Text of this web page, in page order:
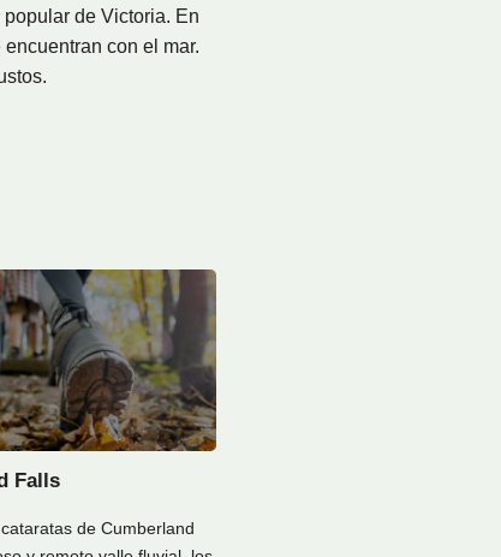
de Victoria. En
con el mar.
Falls
de Cumberland